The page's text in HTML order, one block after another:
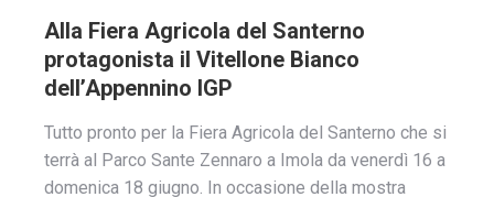
Alla Fiera Agricola del Santerno
protagonista il Vitellone Bianco
dell’Appennino IGP
Tutto pronto per la Fiera Agricola del Santerno che si
terrà al Parco Sante Zennaro a Imola da venerdì 16 a
domenica 18 giugno. In occasione della mostra